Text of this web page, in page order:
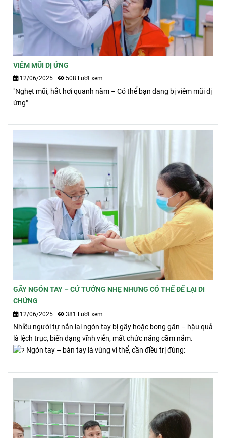
VIÊM MŨI DỊ ỨNG
12/06/2025 508 Lượt xem
"Nghẹt mũi, hắt hơi quanh năm – Có thể bạn đang bị viêm mũi dị
ứng"
GÃY NGÓN TAY – CỨ TƯỞNG NHẸ NHƯNG CÓ THỂ ĐỂ LẠI DI
CHỨNG
12/06/2025 381 Lượt xem
Nhiều người tự nắn lại ngón tay bị gãy hoặc bong gân – hậu quả
là lệch trục, biến dạng vĩnh viễn, mất chức năng cầm nắm.
Ngón tay – bàn tay là vùng vi thể, cần điều trị đúng: